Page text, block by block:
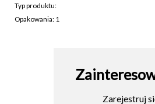
Typ produktu:
Opakowania: 1
Zarejestruj